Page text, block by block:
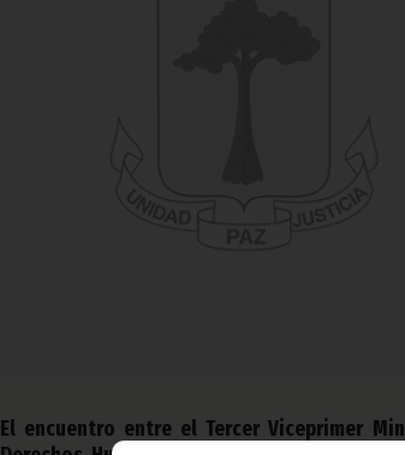
El encuentro entre el Tercer Viceprimer